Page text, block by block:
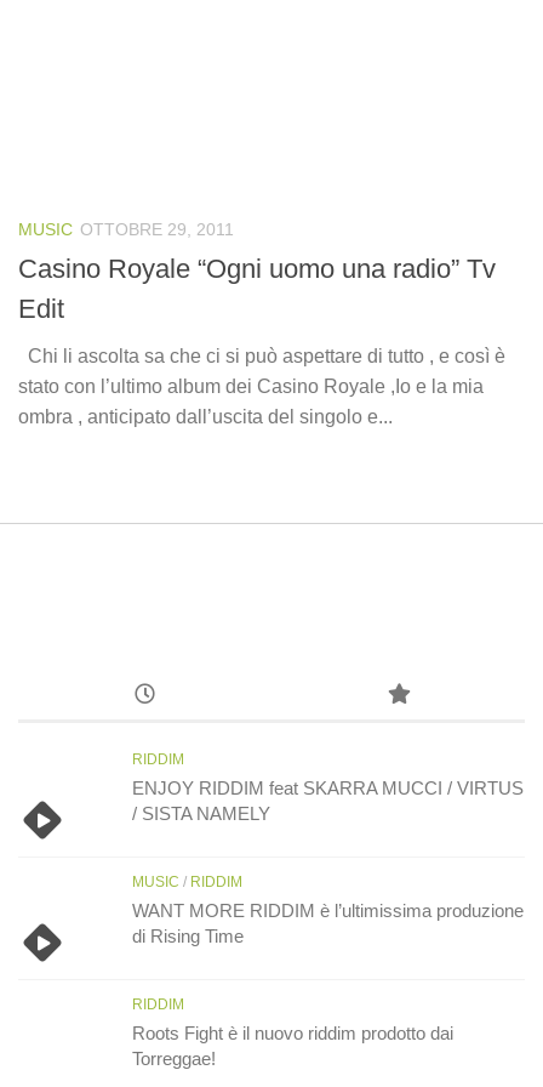
MUSIC OTTOBRE 29, 2011
Casino Royale “Ogni uomo una radio” Tv
Edit
Chi li ascolta sa che ci si può aspettare di tutto , e così è
stato con l’ultimo album dei Casino Royale ,Io e la mia
ombra , anticipato dall’uscita del singolo e...
RIDDIM
ENJOY RIDDIM feat SKARRA MUCCI / VIRTUS
/ SISTA NAMELY
MUSIC / RIDDIM
WANT MORE RIDDIM è l’ultimissima produzione
di Rising Time
RIDDIM
Roots Fight è il nuovo riddim prodotto dai
Torreggae!